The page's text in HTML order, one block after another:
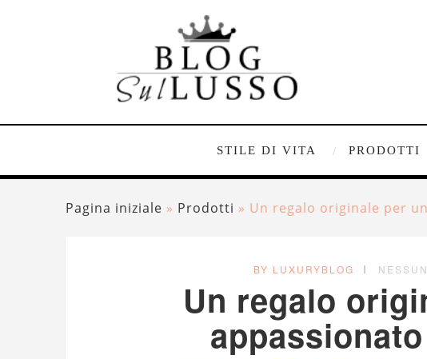
STILE DI VITA PRODOTTI
Pagina iniziale » Prodotti » Un regalo originale per
BY LUXURYBLOG
Un regalo